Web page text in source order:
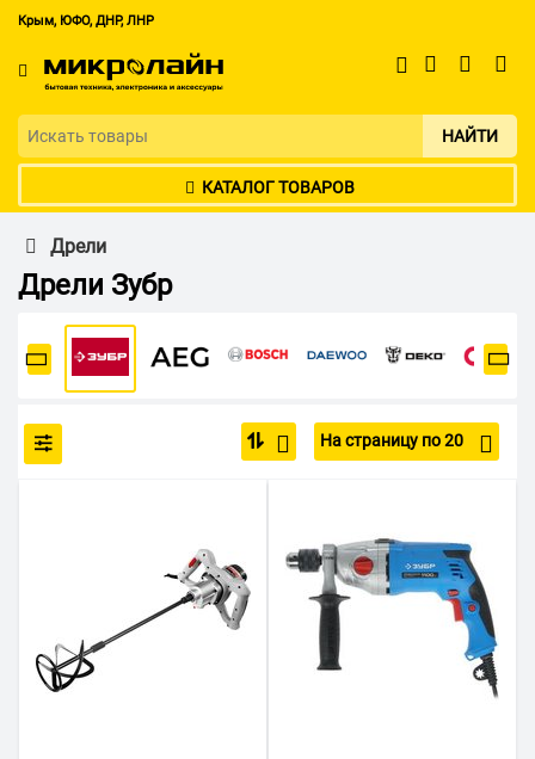
Крым, ЮФО, ДНР, ЛНР
НАЙТИ
КАТАЛОГ ТОВАРОВ
Дрели
Дрели Зубр
На страницу по 20